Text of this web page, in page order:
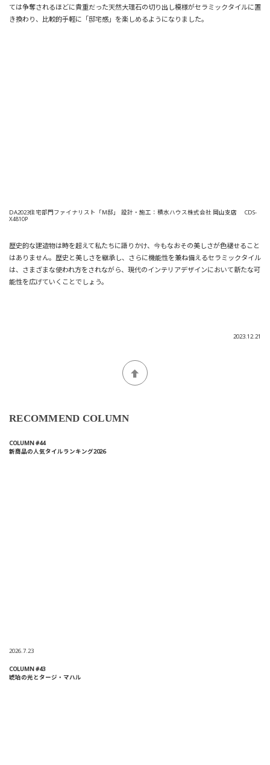
ては争奪されるほどに貴重だった天然大理石の切り出し模様がセラミックタイルに置
き換わり、比較的手軽に「邸宅感」を楽しめるようになりました。
DA2023住宅部門ファイナリスト「M邸」 設計・施工：積水ハウス株式会社 岡山支店
CDS-
X4810P
歴史的な建造物は時を超えて私たちに語りかけ、今もなおその美しさが色褪せること
はありません。歴史と美しさを継承し、 さらに機能性を兼ね備えるセラミックタイル
は、さまざまな使われ方をされながら、現代のインテリアデザインにおいて新たな可
能性を広げていくことでしょう。
2023.12.21
RECOMMEND COLUMN
COLUMN #44
新商品の人気タイルランキング2026
2026.7.23
COLUMN #43
琥珀の光とタージ・マハル